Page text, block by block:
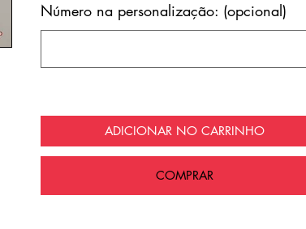
Número na personalização: (opcional)
ADICIONAR NO CARRINHO
COMPRAR